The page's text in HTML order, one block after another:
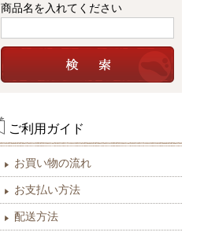
商品名を入れてください
ご利用ガイド
お買い物の流れ
お支払い方法
配送方法